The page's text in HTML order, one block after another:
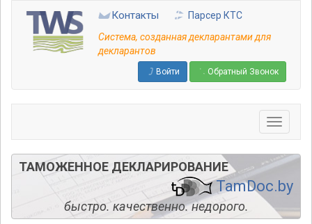
основному
содержанию
Контакты
Парсер КТС
Система, созданная декларантами для
декларантов
Войти Обратный Звонок
ТАМОЖЕННОЕ ДЕКЛАРИРОВАНИЕ
TamDoc.by
быстро. качественно. недорого.